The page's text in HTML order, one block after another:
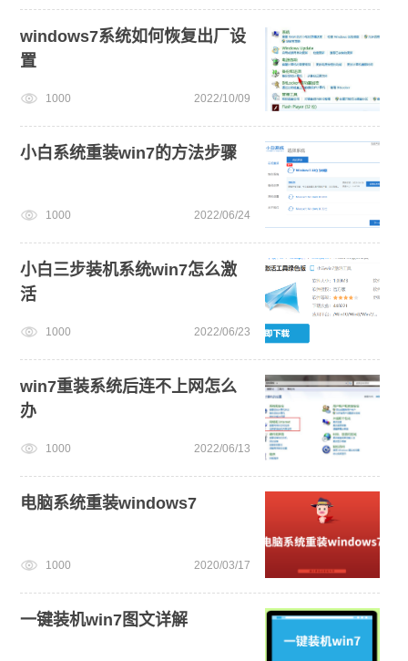
windows7系统如何恢复出厂设
置
1000 2022/10/09
小白系统重装win7的方法步骤
1000 2022/06/24
小白三步装机系统win7怎么激
活
1000 2022/06/23
win7重装系统后连不上网怎么
办
1000 2022/06/13
电脑系统重装windows7
1000 2020/03/17
一键装机win7图文详解